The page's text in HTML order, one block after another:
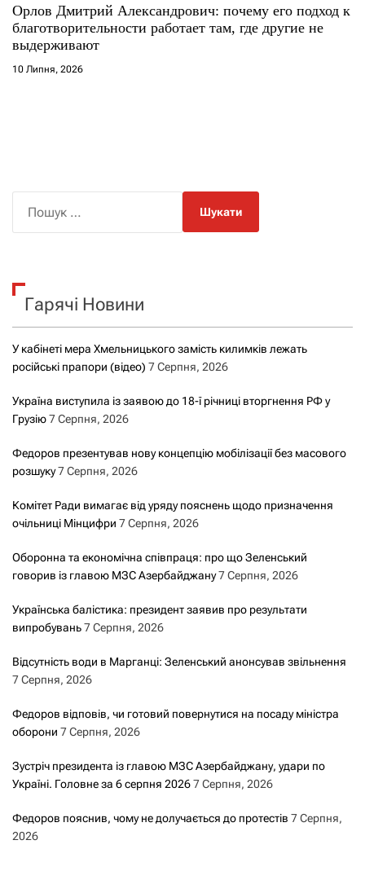
Орлов Дмитрий Александрович: почему его подход к
благотворительности работает там, где другие не
выдерживают
10 Липня, 2026
к
Гарячі Новини
У кабінеті мера Хмельницького замість килимків лежать
російські прапори (відео) 7 Серпня, 2026
Україна виступила із заявою до 18-ї річниці вторгнення РФ у
Грузію7 Серпня, 2026
Федоров презентував нову концепцію мобілізації без масового
розшуку7 Серпня, 2026
Комітет Ради вимагає від уряду пояснень щодо призначення
очільниці Мінцифри 7 Серпня, 2026
Оборонна та економічна співпраця: про що Зеленський
говорив із главою МЗС Азербайджану7 Серпня, 2026
Українська балістика: президент заявив про результати
випробувань7 Серпня, 2026
Відсутність води в Марганці: Зеленський анонсував звільнення
7 Серпня, 2026
Федоров відповів, чи готовий повернутися на посаду міністра
оборони 7 Серпня, 2026
Зустріч президента із главою МЗС Азербайджану, удари по
Україні. Головне за 6 серпня 20267 Серпня, 2026
Федоров пояснив, чому не долучається до протестів 7 Серпня,
2026